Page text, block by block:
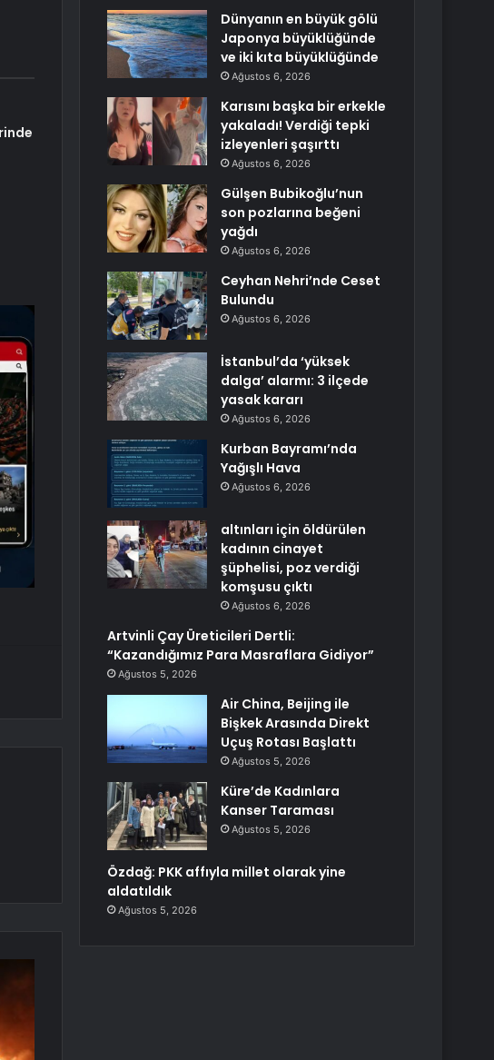
Dünyanın en büyük gölü
Japonya büyüklüğünde
ve iki kıta büyüklüğünde
Ağustos 6, 2026
Karısını başka bir erkekle
yakaladı! Verdiği tepki
izleyenleri şaşırttı
Ağustos 6, 2026
Gülşen Bubikoğlu’nun
son pozlarına beğeni
yağdı
Ağustos 6, 2026
Ceyhan Nehri’nde Ceset
Bulundu
Ağustos 6, 2026
İstanbul’da ‘yüksek
dalga’ alarmı: 3 ilçede
yasak kararı
Ağustos 6, 2026
Kurban Bayramı’nda
Yağışlı Hava
Ağustos 6, 2026
altınları için öldürülen
kadının cinayet
şüphelisi, poz verdiği
komşusu çıktı
Ağustos 6, 2026
Artvinli Çay Üreticileri Dertli:
“Kazandığımız Para Masraflara Gidiyor”
Ağustos 5, 2026
Air China, Beijing ile
Bişkek Arasında Direkt
Uçuş Rotası Başlattı
Ağustos 5, 2026
Küre’de Kadınlara
Kanser Taraması
Ağustos 5, 2026
Özdağ: PKK affıyla millet olarak yine
aldatıldık
Ağustos 5, 2026